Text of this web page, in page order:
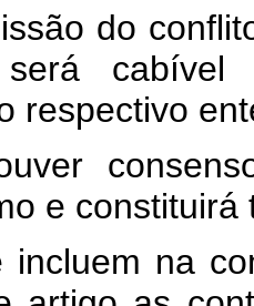
do
cabível
respectivo
e
incluem na